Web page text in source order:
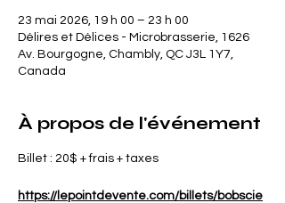
23 mai 2026, 19 h 00 – 23 h 00
Délires et Délices - Microbrasserie, 1626
Av. Bourgogne, Chambly, QC J3L 1Y7,
Canada
À propos de l'événement
Billet : 20$ + frais + taxes
https://lepointdevente.com/billets/bobscie